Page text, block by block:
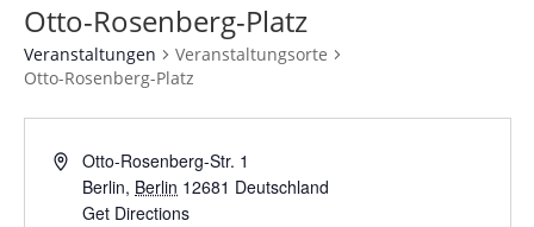
Otto-Rosenberg-Platz
Veranstaltungen
Veranstaltungsorte
Otto-Rosenberg-Platz
Otto-Rosenberg-Str. 1
Berlin, Berlin 12681 Deutschland
Get Directions